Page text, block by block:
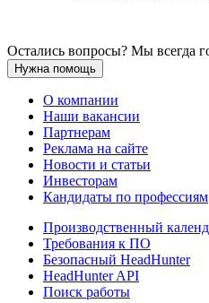
Остались вопросы? Мы всегда
Нужна помощь
О компании
Наши вакансии
Партнерам
Реклама на сайте
Новости и статьи
Инвесторам
Кандидаты по профессиям
Производственный
Требования к ПО
Безопасный HeadHunter
HeadHunter API
Поиск работы